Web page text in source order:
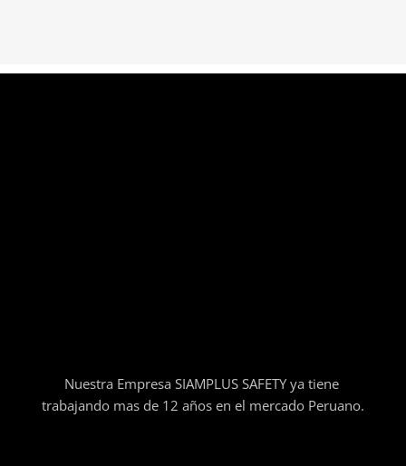
Nuestra Empresa SIAMPLUS SAFETY ya tiene
trabajando mas de 12 años en el mercado Peruano.